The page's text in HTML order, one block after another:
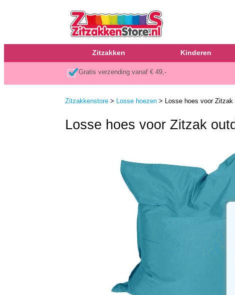
Zitzakken Kinderen
Gratis verzending vanaf € 49,-
Zitzakkenstore> Losse hoezen> Losse hoes voor Zitzak
Losse hoes voor Zitzak